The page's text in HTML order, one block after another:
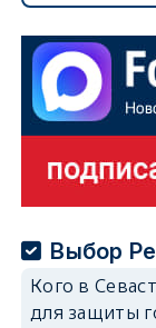
Выбор
Кого в
для защиты